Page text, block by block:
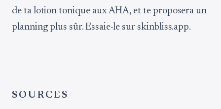
de ta lotion tonique aux AHA, et te proposera un
planning plus sûr. Essaie-le sur skinbliss.app.
SOURCES